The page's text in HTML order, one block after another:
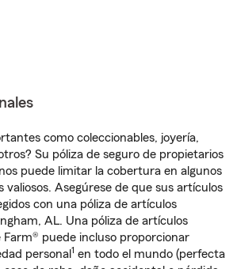
como coleccionables, joyería,
Su póliza de seguro de propietarios
puede limitar la cobertura en algunos
valiosos. Asegúrese de que sus artículos
con una póliza de artículos
AL. Una póliza de artículos
Farm® puede incluso proporcionar
personal 1 en todo el mundo (perfecta